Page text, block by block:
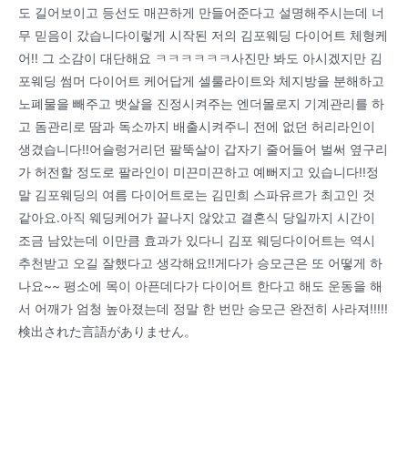
도 길어보이고 등선도 매끈하게 만들어준다고 설명해주시는데 너
무 믿음이 갔습니다이렇게 시작된 저의 김포웨딩 다이어트 체형케
어!! 그 소감이 대단해요 ㅋㅋㅋㅋㅋㅋ사진만 봐도 아시겠지만 김
포웨딩 썸머 다이어트 케어답게 셀룰라이트와 체지방을 분해하고
노폐물을 빼주고 뱃살을 진정시켜주는 엔더몰로지 기계관리를 하
고 돔관리로 땀과 독소까지 배출시켜주니 전에 없던 허리라인이
생겼습니다!!어슬렁거리던 팔뚝살이 갑자기 줄어들어 벌써 옆구리
가 허전할 정도로 팔라인이 미끈미끈하고 예뻐지고 있습니다!!정
말 김포웨딩의 여름 다이어트로는 김민희 스파유르가 최고인 것
같아요.아직 웨딩케어가 끝나지 않았고 결혼식 당일까지 시간이
조금 남았는데 이만큼 효과가 있다니 김포 웨딩다이어트는 역시
추천받고 오길 잘했다고 생각해요!!게다가 승모근은 또 어떻게 하
나요~~ 평소에 목이 아픈데다가 다이어트 한다고 해도 운동을 해
서 어깨가 엄청 높아졌는데 정말 한 번만 승모근 완전히 사라져!!!!!
検出された言語がありません。